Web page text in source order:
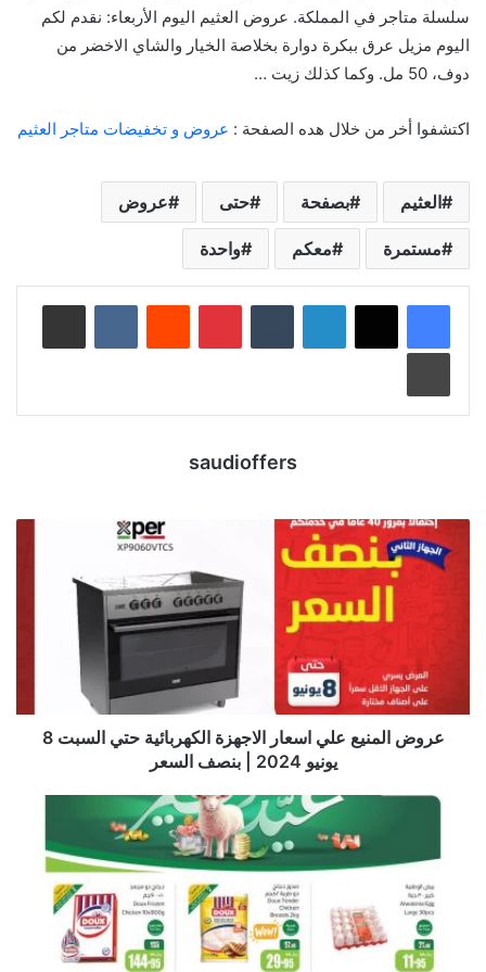
سلسلة متاجر في المملكة. عروض العثيم اليوم الأربعاء: نقدم لكم
اليوم مزيل عرق ببكرة دوارة بخلاصة الخيار والشاي الاخضر من
دوف، 50 مل. وكما كذلك زيت …
اكتشفوا أخر من خلال هده الصفحة : عروض و تخفيضات متاجر العثيم
العثيم بصفحة حتى عروض
مستمرة معكم واحدة
لينكدإن بينتيريست
saudioffers
عروض المنيع علي اسعار الاجهزة الكهربائية حتي السبت 8
يونيو 2024 | بنصف السعر